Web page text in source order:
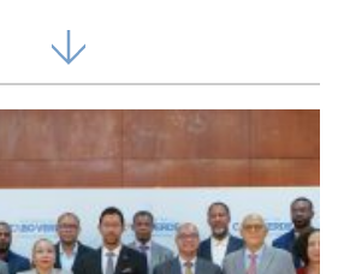
hoje o país esteja “a comprar e
reconheça a necessidade de
por forma a que tudo isso se
cumprindo as regras, os
sejamos céleres e eficazes, que
e melhor as regras do mercado,